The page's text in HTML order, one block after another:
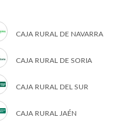
CAJA RURAL DE NAVARRA
CAJA RURAL DE SORIA
CAJA RURAL DEL SUR
CAJA RURAL JAÉN